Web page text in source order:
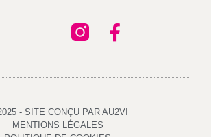
- SITE CONÇU PAR AU2VI
MENTIONS LÉGALES